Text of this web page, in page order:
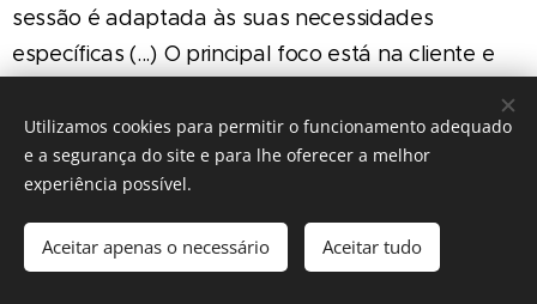
sessão é adaptada às suas necessidades
específicas (...) O principal foco está na cliente e
segundo espaço..."
Veja a entrevista na íntegra
Utilizamos cookies para permitir o funcionamento adequado
e a segurança do site e para lhe oferecer a melhor
experiência possível.
Aceitar apenas o necessário Aceitar tudo